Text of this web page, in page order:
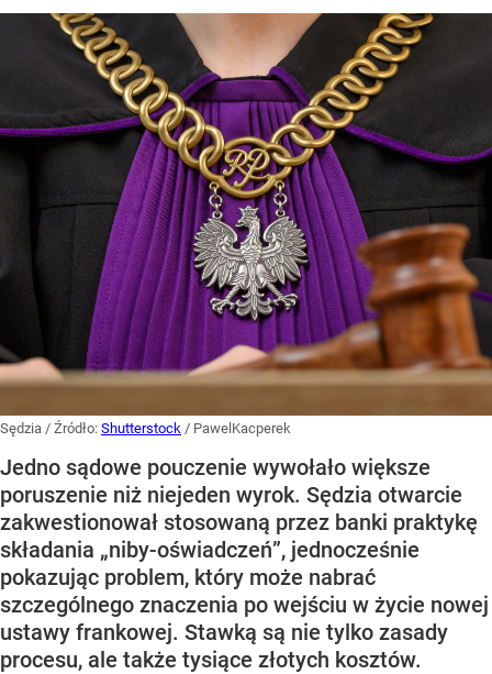
Sędzia / Źródło: Shutterstock / PawelKacperek
Jedno sądowe pouczenie wywołało większe
poruszenie niż niejeden wyrok. Sędzia otwarcie
zakwestionował stosowaną przez banki praktykę
składania „niby-oświadczeń”, jednocześnie
pokazując problem, który może nabrać
szczególnego znaczenia po wejściu w życie nowej
ustawy frankowej. Stawką są nie tylko zasady
procesu, ale także tysiące złotych kosztów.